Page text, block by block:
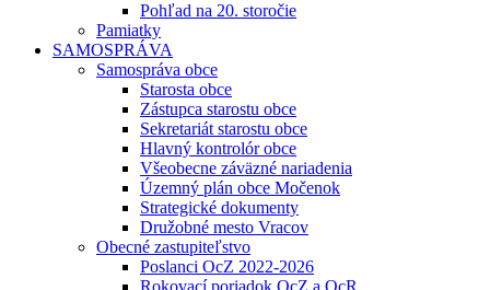
Pohľad na 20. storočie
Pamiatky
SAMOSPRÁVA
Samospráva obce
Starosta obce
Zástupca starostu obce
Sekretariát starostu obce
Hlavný kontrolór obce
Všeobecne záväzné nariadenia
Územný plán obce Močenok
Strategické dokumenty
Družobné mesto Vracov
Obecné zastupiteľstvo
Poslanci OcZ 2022-2026
Rokovací poriadok OcZ a OcR